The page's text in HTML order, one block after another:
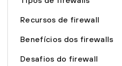
Recursos de firewall
Benefícios dos firewalls
Desafios do firewall